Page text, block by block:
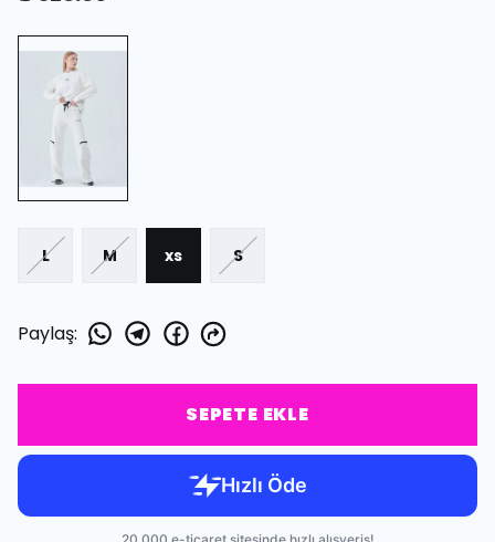
L M xs S
Paylaş:
SEPETE EKLE